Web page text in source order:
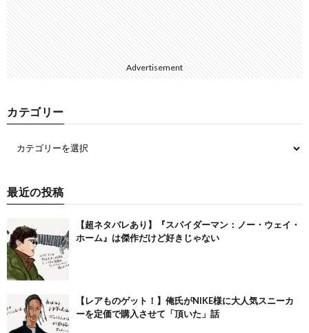
Advertisement
カテゴリー
最近の投稿
【超ネタバレあり】『スパイダーマン：ノー・ウェイ・
ホーム』は傑作だけど好きじゃない
【レアものゲット！】俺氏がNIKE様に大人気スニーカ
ーを定価で購入させて「頂いた」話